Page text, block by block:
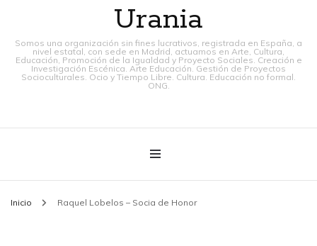
Urania
Somos una organización sin fines lucrativos, registrada en España, a
nivel estatal, con sede en Madrid, actuamos en Arte, Cultura,
Educación, Promoción de la Igualdad y Proyecto Sociales. Creación e
Investigación Escénica. Arte Educación. Gestión de Proyectos
Socioculturales. Ocio y Tiempo Libre. Cultura. Educación no formal.
ONG.
Inicio Raquel Lobelos – Socia de Honor